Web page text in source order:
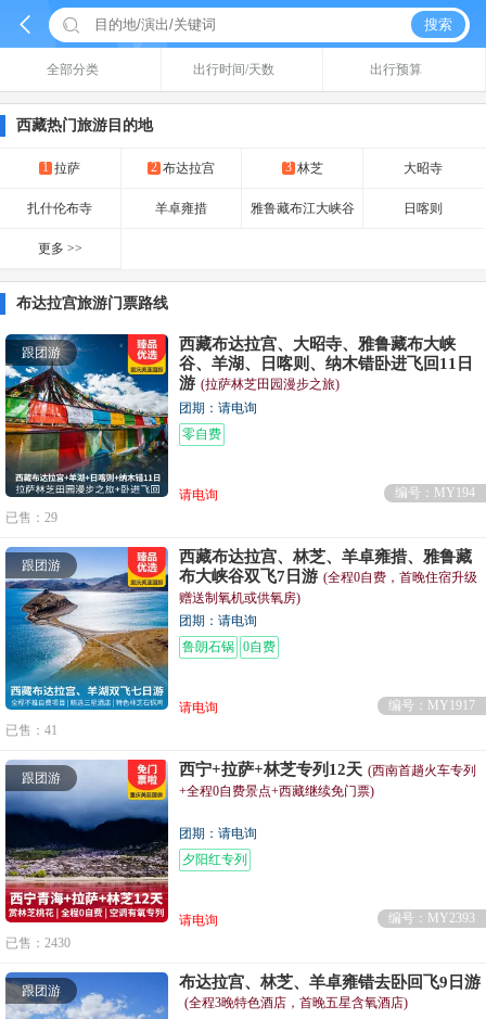
  搜索
全部分类 出行时间/天数 出行预算
西藏热门旅游目的地
1 拉萨 2 布达拉宫 3 林芝 大昭寺
扎什伦布寺 羊卓雍措 雅鲁藏布江大峡谷 日喀则
更多 >>
布达拉宫旅游门票路线
跟团游
西藏布达拉宫、大昭寺、雅鲁藏布大峡
谷、羊湖、日喀则、纳木错卧进飞回11日
游 (拉萨林芝田园漫步之旅)
团期：请电询
零自费
请电询
编号：MY194
已售：29
跟团游
西藏布达拉宫、林芝、羊卓雍措、雅鲁藏
布大峡谷双飞7日游 (全程0自费，首晚住宿升级
赠送制氧机或供氧房)
团期：请电询
鲁朗石锅 0自费
请电询
编号：MY1917
已售：41
跟团游 西宁+拉萨+林芝专列12天 (西南首趟火车专列
+全程0自费景点+西藏继续免门票)
团期：请电询
夕阳红专列
请电询
编号：MY2393
已售：2430
跟团游 布达拉宫、林芝、羊卓雍错去卧回飞9日游
(全程3晚特色酒店，首晚五星含氧酒店)